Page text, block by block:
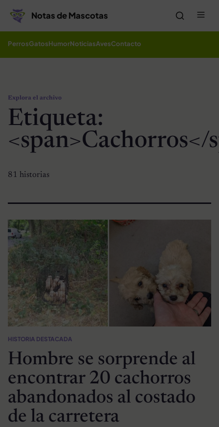
Notas de Mascotas
PerrosGatosHumorNoticiasAvesContacto
Explora el archivo
Etiqueta:
<span>Cachorros</
81 historias
HISTORIA DESTACADA
Hombre se sorprende al
encontrar 20 cachorros
abandonados al costado
de la carretera